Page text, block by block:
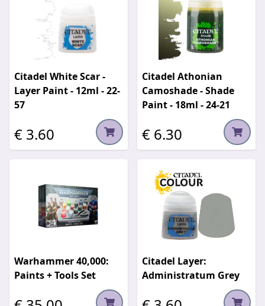
Citadel White Scar -
Layer Paint - 12ml - 22-
57
€ 3.60
Citadel Athonian
Camoshade - Shade
Paint - 18ml - 24-21
€ 6.30
Warhammer 40,000:
Paints + Tools Set
Citadel Layer:
Administratum Grey